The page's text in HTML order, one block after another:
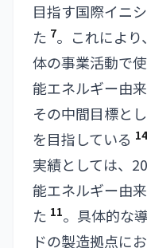
目指す国際イニ
た 7。これによ
体の事業活動で
能エネルギー由
その中間目標と
を目指している 14
実績としては、
能エネルギー由
た 11。具体的な
ドの製造拠点に